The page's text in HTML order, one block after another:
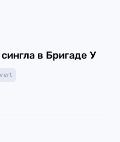
в Бригаде У